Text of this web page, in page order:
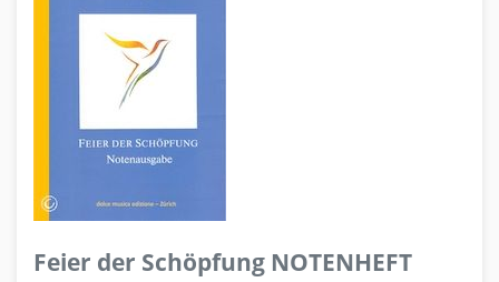
Feier der Schöpfung NOTENHEFT